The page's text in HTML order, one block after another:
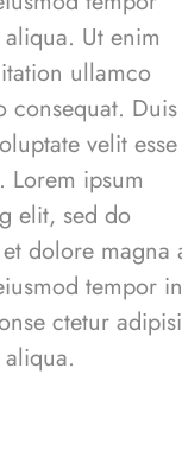
Ut enim
ullamco
consequat. Duis
velit esse
ipsum
elit, sed do
dolore
tempor
ctetur